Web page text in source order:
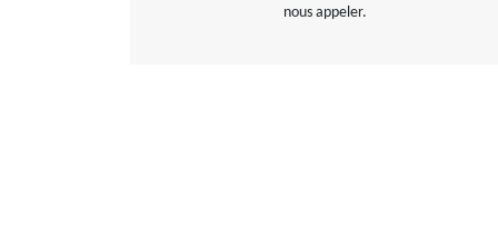
nous appeler.